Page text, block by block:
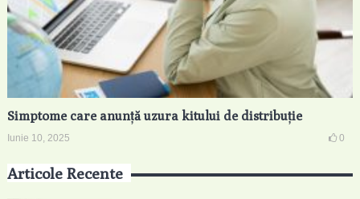
Simptome care anunță uzura kitului de distribuție
Iunie 10, 2025 0
Articole Recente